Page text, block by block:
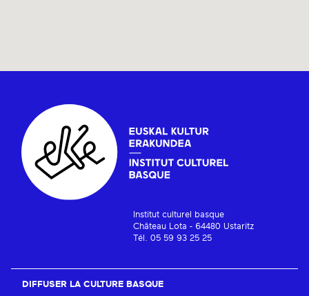
Institut culturel basque
Château Lota - 64480 Ustaritz
Tél. 05 59 93 25 25
DIFFUSER LA CULTURE BASQUE